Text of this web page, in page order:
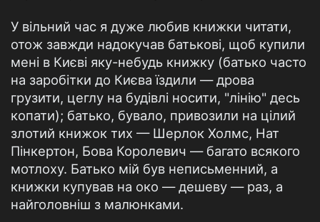
У вільний час я дуже любив книжки читати,
отож завжди надокучав батькові, щоб купили
мені в Києві яку-небудь книжку (батько часто
на заробітки до Києва їздили — дрова
грузити, цеглу на будівлі носити, "лінію" десь
копати); батько, бувало, привозили на цілий
злотий книжок тих — Шерлок Холмс, Нат
Пінкертон, Бова Королевич — багато всякого
мотлоху. Батько мій був неписьменний, а
книжки купував на око — дешеву — раз, а
найголовніш з малюнками.